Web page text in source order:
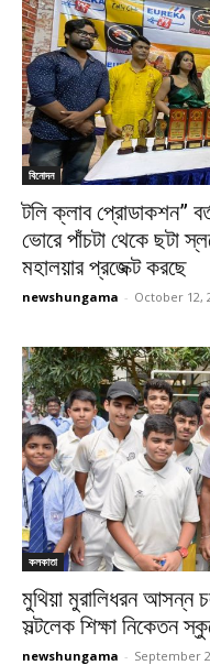
বিনোদন
টলি ক্লাব প্রোডাকশন”
ভোরে পাঁচটা থেকে ছটা
মহালয়ার প্রজেক্ট করছে
newshungama - October 12,
কলকাতা
মুথিয়া মুরালিধরন আসন্ন
সল্টলেক শিক্ষা নিকেতন
newshungama - September